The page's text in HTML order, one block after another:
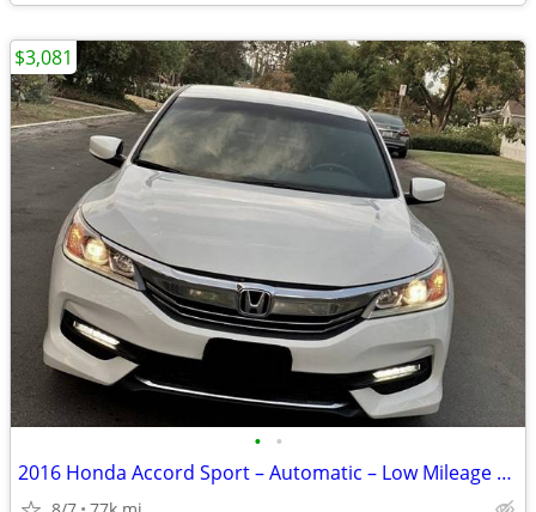
• •
2016 Honda Accord Sport – Automatic – Low Mileage – 2.4L 4-Cylinder
$3,081